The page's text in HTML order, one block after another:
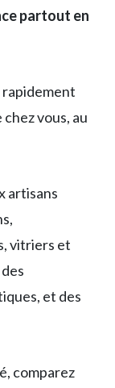
partout en
rapidement
vous, au
artisans
vitriers et
et des
comparez